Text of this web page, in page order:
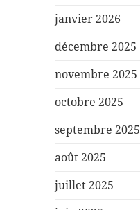
janvier 2026
décembre 2025
novembre 2025
octobre 2025
septembre 2025
août 2025
juillet 2025